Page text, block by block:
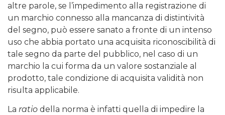
altre parole, se l’impedimento alla registrazione di
un marchio connesso alla mancanza di distintività
del segno, può essere sanato a fronte di un intenso
uso che abbia portato una acquisita riconoscibilità di
tale segno da parte del pubblico, nel caso di un
marchio la cui forma da un valore sostanziale al
prodotto, tale condizione di acquisita validità non
risulta applicabile.
La ratio della norma è infatti quella di impedire la